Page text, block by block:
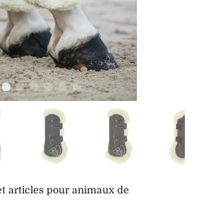
articles pour animaux de